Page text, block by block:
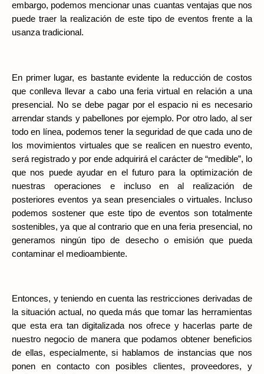
embargo, podemos mencionar unas cuantas ventajas que nos
puede traer la realización de este tipo de eventos frente a la
usanza tradicional.
En primer lugar, es bastante evidente la reducción de costos
que conlleva llevar a cabo una feria virtual en relación a una
presencial. No se debe pagar por el espacio ni es necesario
arrendar stands y pabellones por ejemplo. Por otro lado, al ser
todo en línea, podemos tener la seguridad de que cada uno de
los movimientos virtuales que se realicen en nuestro evento,
será registrado y por ende adquirirá el carácter de “medible”, lo
que nos puede ayudar en el futuro para la optimización de
nuestras operaciones e incluso en al realización de
posteriores eventos ya sean presenciales o virtuales. Incluso
podemos sostener que este tipo de eventos son totalmente
sostenibles, ya que al contrario que en una feria presencial, no
generamos ningún tipo de desecho o emisión que pueda
contaminar el medioambiente.
Entonces, y teniendo en cuenta las restricciones derivadas de
la situación actual, no queda más que tomar las herramientas
que esta era tan digitalizada nos ofrece y hacerlas parte de
nuestro negocio de manera que podamos obtener beneficios
de ellas, especialmente, si hablamos de instancias que nos
ponen en contacto con posibles clientes, proveedores, y